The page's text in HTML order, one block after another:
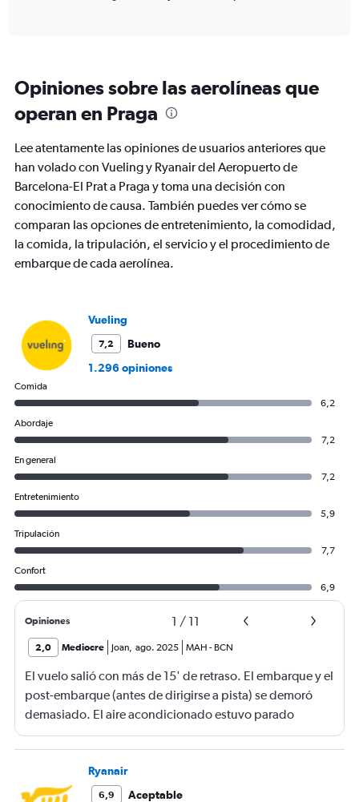
6
The
has
2
axes
displaying
Avg.
Price
and
Number
Opiniones sobre las aerolíneas que
operan en Praga
Lee atentamente las opiniones de usuarios anteriores que
han volado con Vueling y Ryanair del Aeropuerto de
Barcelona-El Prat a Praga y toma una decisión con
conocimiento de causa. También puedes ver cómo se
comparan las opciones de entretenimiento, la comodidad,
la comida, la tripulación, el servicio y el procedimiento de
embarque de cada aerolínea.
Vueling
7,2
Bueno
1.296 opiniones
Comida
6,2
Abordaje
7,2
En general
7,2
Entretenimiento
5,9
Tripulación
7,7
Confort
6,9
Opiniones 1 / 11
2,0 Mediocre Joan, ago. 2025 MAH - BCN
El vuelo salió con más de 15' de retraso. El embarque y el
post-embarque (antes de dirigirse a pista) se demoró
demasiado. El aire acondicionado estuvo parado
durante el post-embarque (antes de dirigirse a pista) y
durante el desembarque en destino. Los USB de carga
no funcionaron en ningún momento.
Ryanair
6,9
Aceptable